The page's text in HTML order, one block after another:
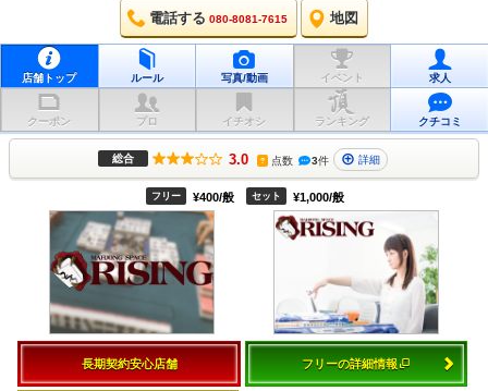
電話する 080-8081-7615 地図
店舗トップ ルール 写真/動画 イベント 求人
クーポン プロ イチオシ ランキング クチコミ
総合 3.0 ? 点数 3件 詳細
フリー ¥400/般 セット ¥1,000/般
長期契約安心店舗 フリーの詳細情報